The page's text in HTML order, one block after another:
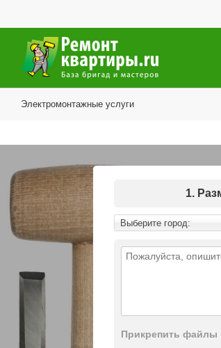
Электромонтажные услуги
1.
Выберите город:
Прикрепить файлы